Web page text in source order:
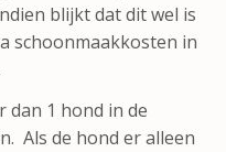
blijkt dat dit wel is
schoonmaakkosten in
dan 1 hond in de
Als de hond er alleen